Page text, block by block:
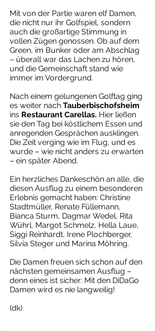
Mit von der Partie waren elf Damen,
die nicht nur ihr Golfspiel, sondern
auch die großartige Stimmung in
vollen Zügen genossen. Ob auf dem
Green, im Bunker oder am Abschlag
– überall war das Lachen zu hören,
und die Gemeinschaft stand wie
immer im Vordergrund.
Nach einem gelungenen Golftag ging
es weiter nach Tauberbischofsheim
ins Restaurant Carellas. Hier ließen
sie den Tag bei köstlichem Essen und
anregenden Gesprächen ausklingen.
Die Zeit verging wie im Flug, und es
wurde – wie nicht anders zu erwarten
– ein später Abend.
Ein herzliches Dankeschön an alle, die
diesen Ausflug zu einem besonderen
Erlebnis gemacht haben: Christine
Stadtmüller, Renate Füllemann,
Bianca Sturm, Dagmar Wedel, Rita
Wührl, Margot Schmelz, Hella Laue,
Siggi Reinhardt, Irene Plochberger,
Silvia Steger und Marina Möhring.
Die Damen freuen sich schon auf den
nächsten gemeinsamen Ausflug –
denn eines ist sicher: Mit den DiDaGo
Damen wird es nie langweilig!
(dk)